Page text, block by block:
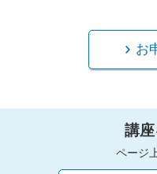
お
講
ページ